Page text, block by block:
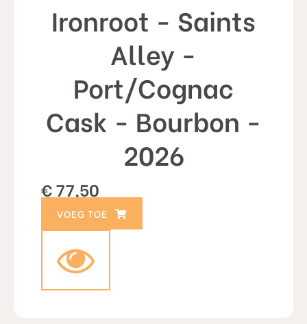
Ironroot - Saints
Alley -
Port/Cognac
Cask - Bourbon -
2026
€77,50